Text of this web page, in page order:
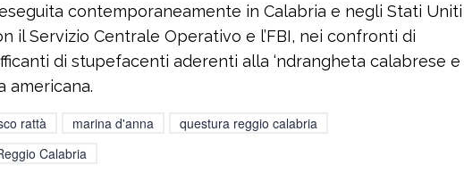
contemporaneamente in Calabria e negli Stati Uniti
il Servizio Centrale Operativo e l’FBI, nei confronti di
di stupefacenti aderenti alla ‘ndrangheta calabrese e
americana.
rattà marina d'anna
questura reggio calabria
Calabria